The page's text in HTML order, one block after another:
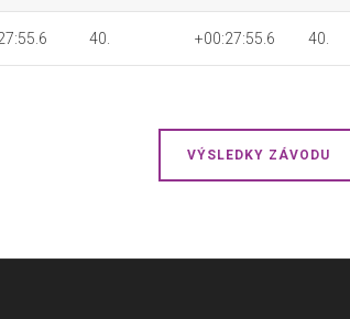
40. +00:27:55.6 40.
VÝSLEDKY ZÁVODU